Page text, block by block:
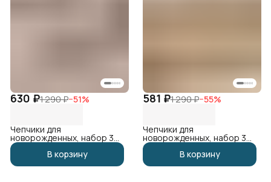
630 ₽1 290 ₽−51%
Чепчики для
новорожденных, набор 3
шт
В корзину
581 ₽1 290 ₽−55%
Чепчики для
новорожденных, набор 3
шт
В корзину